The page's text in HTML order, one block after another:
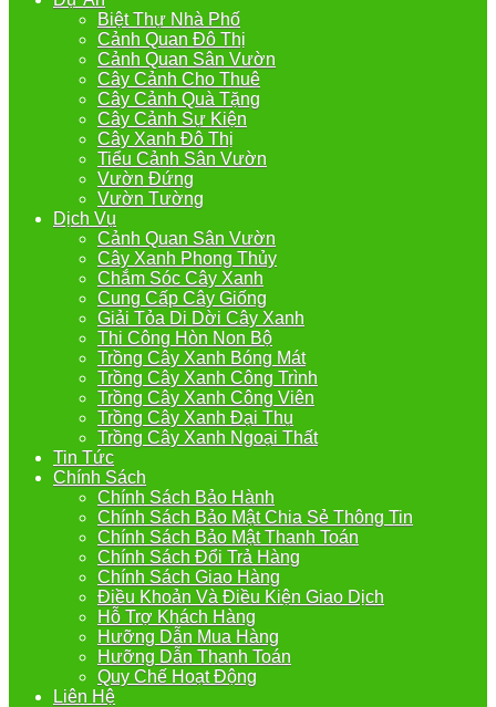
Biệt Thự Nhà Phố
Cảnh Quan Đô Thị
Cảnh Quan Sân Vườn
Cây Cảnh Cho Thuê
Cây Cảnh Quà Tặng
Cây Cảnh Sự Kiện
Cây Xanh Đô Thị
Tiểu Cảnh Sân Vườn
Vườn Đứng
Vườn Tường
Dịch Vụ
Cảnh Quan Sân Vườn
Cây Xanh Phong Thủy
Chắm Sóc Cây Xanh
Cung Cấp Cây Giống
Giải Tỏa Di Dời Cây Xanh
Thi Công Hòn Non Bộ
Trồng Cây Xanh Bóng Mát
Trồng Cây Xanh Công Trình
Trồng Cây Xanh Công Viên
Trồng Cây Xanh Đại Thụ
Trồng Cây Xanh Ngoại Thất
Tin Tức
Chính Sách
Chính Sách Bảo Hành
Chính Sách Bảo Mật Chia Sẻ Thông Tin
Chính Sách Bảo Mật Thanh Toán
Chính Sách Đổi Trả Hàng
Chính Sách Giao Hàng
Điều Khoản Và Điều Kiện Giao Dịch
Hỗ Trợ Khách Hàng
Hưỡng Dẫn Mua Hàng
Hưỡng Dẫn Thanh Toán
Quy Chế Hoạt Động
Liên Hệ